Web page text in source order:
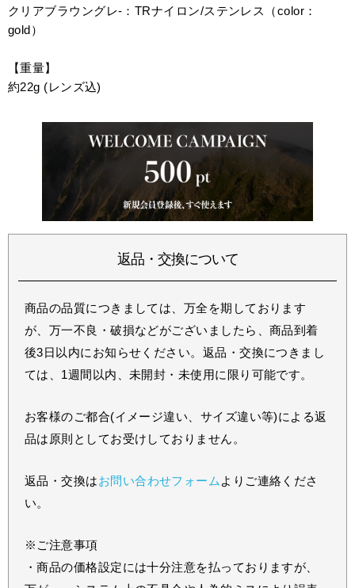
クリアブラウングレ-：TRナイロン/ステンレス（color：
gold）
【重量】
約22g (レンズ込)
返品・交換について
商品の品質につきましては、万全を期しております
が、万一不良・破損などがございましたら、商品到着
後3日以内にお知らせください。返品・交換につきまし
ては、1週間以内、未開封・未使用に限り可能です。
お客様のご都合(イメージ違い、サイズ違い等)による返
品は原則としてお受けしておりません。
返品・交換はお問い合わせフォーム よりご連絡くださ
い。
※ご注意事項
・商品の価格設定には十分注意を払っておりますが、